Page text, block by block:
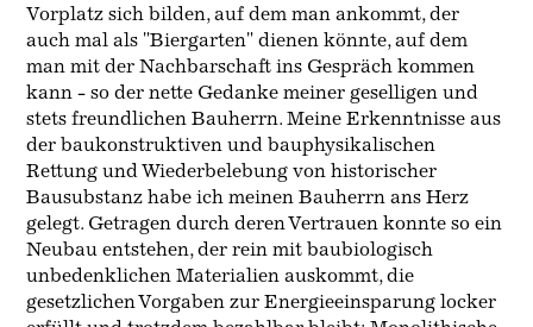
Vorplatz sich bilden, auf dem man ankommt, der
auch mal als "Biergarten" dienen könnte, auf dem
man mit der Nachbarschaft ins Gespräch kommen
kann - so der nette Gedanke meiner geselligen und
stets freundlichen Bauherrn. Meine Erkenntnisse aus
der baukonstruktiven und bauphysikalischen
Rettung und Wiederbelebung von historischer
Bausubstanz habe ich meinen Bauherrn ans Herz
gelegt. Getragen durch deren Vertrauen konnte so ein
Neubau entstehen, der rein mit baubiologisch
unbedenklichen Materialien auskommt, die
gesetzlichen Vorgaben zur Energieeinsparung locker